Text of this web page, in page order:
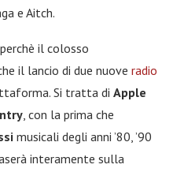
e Aitch.
il colosso
il lancio di due nuove radio
Si tratta di Apple
, con la prima che
musicali degli anni ’80, ’90
interamente sulla